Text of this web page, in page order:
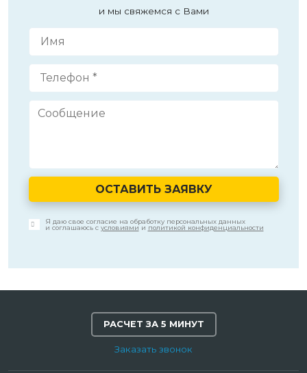
и мы свяжемся с Вами
ОСТАВИТЬ ЗАЯВКУ
Я даю свое согласие на обработку персональных данных
и соглашаюсь с условиямии политикой конфиденциальности
РАСЧЕТ ЗА 5 МИНУТ
Заказать звонок